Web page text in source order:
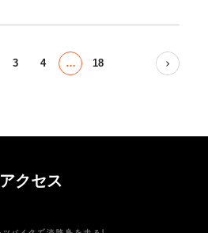
3 4 … 18
アクセス